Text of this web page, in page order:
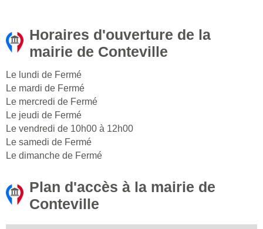
Horaires d'ouverture de la
mairie de Conteville
Le lundi de Fermé
Le mardi de Fermé
Le mercredi de Fermé
Le jeudi de Fermé
Le vendredi de 10h00 à 12h00
Le samedi de Fermé
Le dimanche de Fermé
Plan d'accès à la mairie de
Conteville